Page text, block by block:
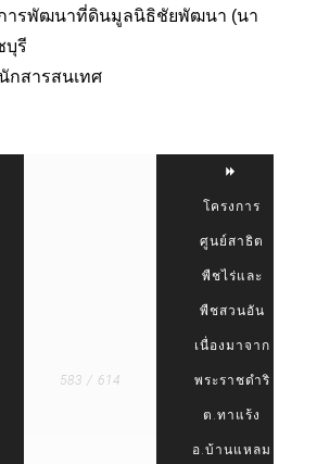
การพัฒนาที่ดินมูลนิธิชัยพัฒนา (นา
บุรี
กสารสนเทศ
583 / 614
โครงการ
ศูนย์สาธิต
พืชไร่และ
พืชสวนอัน
เนื่องมาจาก
พระราชดำริ
ต.ทาแร้ง
อ.บ้านแหลม